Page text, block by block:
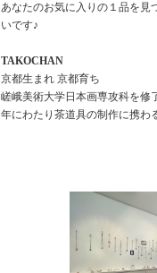
あなたのお気に入りの１品を見
いです♪
TAKOCHAN
京都生まれ 京都育ち
嵯峨美術大学日本画専攻科を修
年にわたり茶道具の制作に携わ